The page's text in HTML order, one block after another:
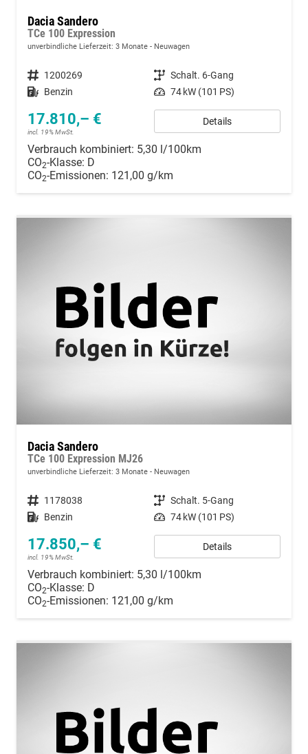
Dacia Sandero
TCe 100 Expression
unverbindliche Lieferzeit: 3 Monate Neuwagen
Fahrzeugnummer 1200269 Getriebe Schalt. 6-Gang
Kraftstoff Benzin Leistung 74 kW (101 PS)
17.810,– €
incl. 19% MwSt.
Details
Verbrauch kombiniert: 5,30 l/100km
CO2-Klasse: D
CO2-Emissionen: 121,00 g/km
Dacia Sandero
TCe 100 Expression MJ26
unverbindliche Lieferzeit: 3 Monate Neuwagen
Fahrzeugnummer 1178038 Getriebe Schalt. 5-Gang
Kraftstoff Benzin Leistung 74 kW (101 PS)
17.850,– €
incl. 19% MwSt.
Details
Verbrauch kombiniert: 5,30 l/100km
CO2-Klasse: D
CO2-Emissionen: 121,00 g/km